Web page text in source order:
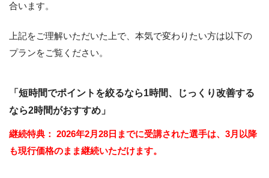
合います。
上記をご理解いただいた上で、本気で変わりたい方は以下の
プランをご覧ください。
「短時間でポイントを絞るなら1時間、じっくり改善する
なら2時間がおすすめ」
継続特典：
2026年2月28日までに受講された選手は、3月以降
も現行価格のまま継続いただけます。